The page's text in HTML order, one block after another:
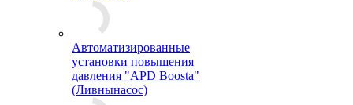
Автоматизированные
установки повышения
давления "APD Boosta"
(Ливнынасос)